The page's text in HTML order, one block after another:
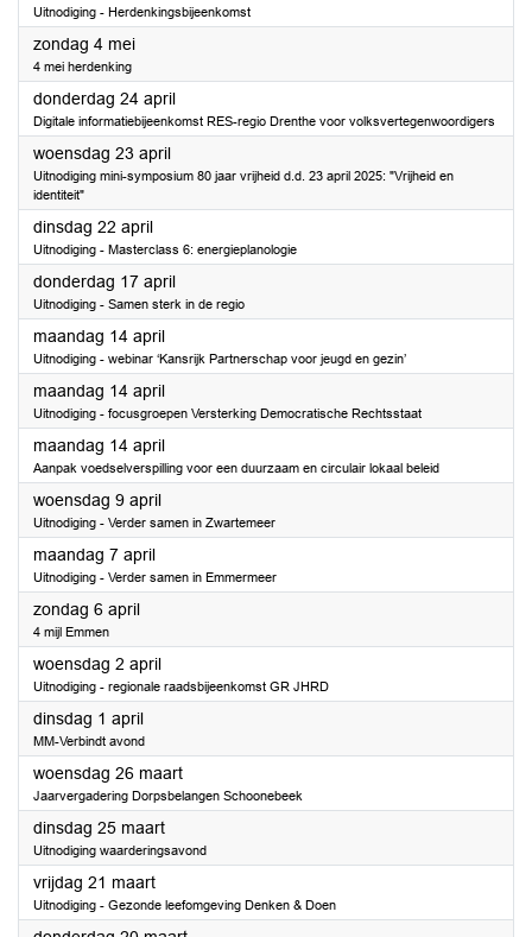
Uitnodiging - Herdenkingsbijeenkomst
zondag 4 mei2025
4 mei herdenking
donderdag 24 april2025
Digitale informatiebijeenkomst RES-regio Drenthe voor volksvertegenwoordigers
woensdag 23 april2025
Uitnodiging mini-symposium 80 jaar vrijheid d.d. 23 april 2025: "Vrijheid en
identiteit"
dinsdag 22 april2025
Uitnodiging - Masterclass 6: energieplanologie
donderdag 17 april2025
Uitnodiging - Samen sterk in de regio
maandag 14 april2025
Uitnodiging - webinar ‘Kansrijk Partnerschap voor jeugd en gezin’
maandag 14 april2025
Uitnodiging - focusgroepen Versterking Democratische Rechtsstaat
maandag 14 april2025
Aanpak voedselverspilling voor een duurzaam en circulair lokaal beleid
woensdag 9 april2025
Uitnodiging - Verder samen in Zwartemeer
maandag 7 april2025
Uitnodiging - Verder samen in Emmermeer
zondag 6 april2025
4 mijl Emmen
woensdag 2 april2025
Uitnodiging - regionale raadsbijeenkomst GR JHRD
dinsdag 1 april2025
MM-Verbindt avond
woensdag 26 maart2025
Jaarvergadering Dorpsbelangen Schoonebeek
dinsdag 25 maart2025
Uitnodiging waarderingsavond
vrijdag 21 maart2025
Uitnodiging - Gezonde leefomgeving Denken & Doen